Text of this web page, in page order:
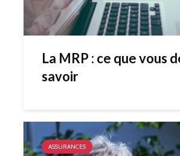
La MRP : ce que vous
savoir
ASSURANCES